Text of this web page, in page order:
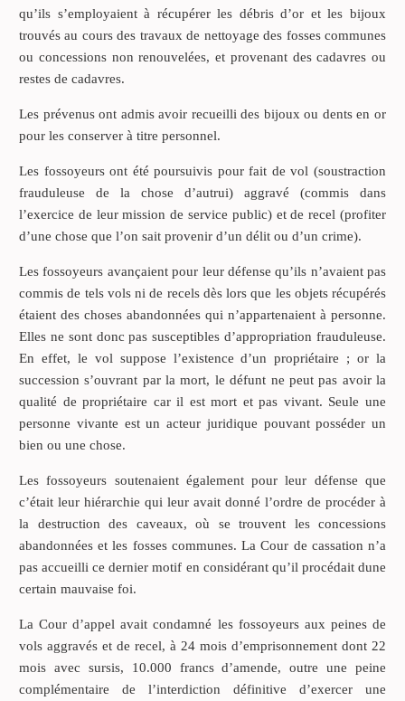
qu’ils s’employaient à récupérer les débris d’or et les bijoux
trouvés au cours des travaux de nettoyage des fosses communes
ou concessions non renouvelées, et provenant des cadavres ou
restes de cadavres.
Les prévenus ont admis avoir recueilli des bijoux ou dents en or
pour les conserver à titre personnel.
Les fossoyeurs ont été poursuivis pour fait de vol (soustraction
frauduleuse de la chose d’autrui) aggravé (commis dans
l’exercice de leur mission de service public) et de recel (profiter
d’une chose que l’on sait provenir d’un délit ou d’un crime).
Les fossoyeurs avançaient pour leur défense qu’ils n’avaient pas
commis de tels vols ni de recels dès lors que les objets récupérés
étaient des choses abandonnées qui n’appartenaient à personne.
Elles ne sont donc pas susceptibles d’appropriation frauduleuse.
En effet, le vol suppose l’existence d’un propriétaire ; or la
succession s’ouvrant par la mort, le défunt ne peut pas avoir la
qualité de propriétaire car il est mort et pas vivant. Seule une
personne vivante est un acteur juridique pouvant posséder un
bien ou une chose.
Les fossoyeurs soutenaient également pour leur défense que
c’était leur hiérarchie qui leur avait donné l’ordre de procéder à
la destruction des caveaux, où se trouvent les concessions
abandonnées et les fosses communes. La Cour de cassation n’a
pas accueilli ce dernier motif en considérant qu’il procédait dune
certain mauvaise foi.
La Cour d’appel avait condamné les fossoyeurs aux peines de
vols aggravés et de recel, à 24 mois d’emprisonnement dont 22
mois avec sursis, 10.000 francs d’amende, outre une peine
complémentaire de l’interdiction définitive d’exercer une